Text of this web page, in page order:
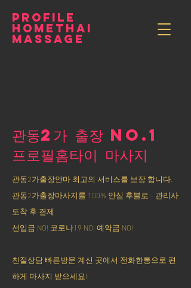
PROFILE
HOMETHAI
MASSAGE
관동2가 출장 NO.1
​프로필홈타이 마사지
관동2가출장안마 최고의 서비스를 보장 합니다.
관동2가출장마사지를 100% 안심 후불로 - 관리사
도착 후 결제
선입금 NO! 코로나19 NO! 예약금 NO!
친절상담 빠른방문 계신 곳에서 전화한통으로 편
하게 마사지 받으세요!